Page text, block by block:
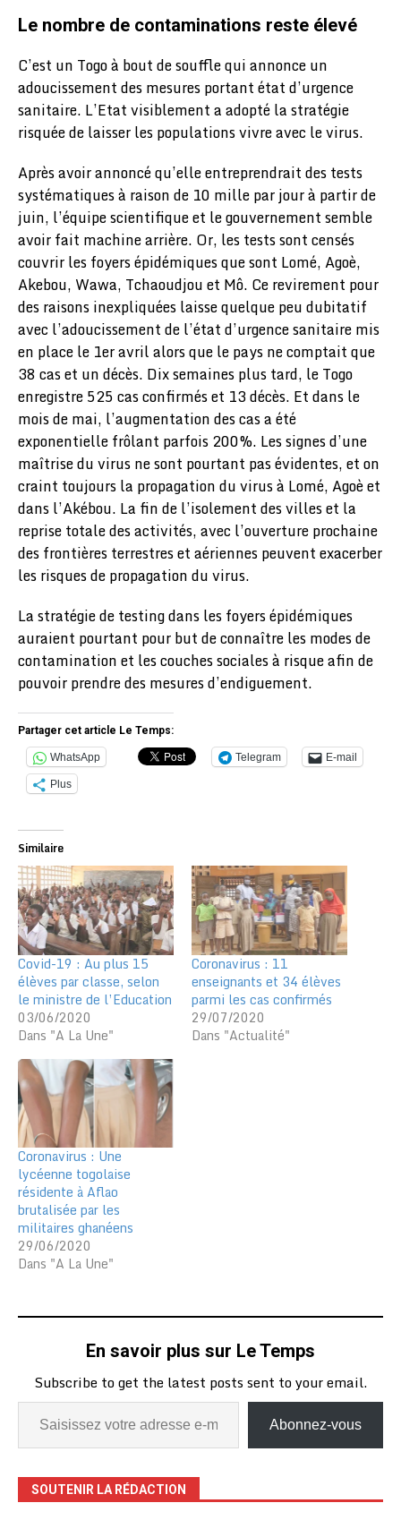
Le nombre de contaminations reste élevé
C’est un Togo à bout de souffle qui annonce un
adoucissement des mesures portant état d’urgence
sanitaire. L’Etat visiblement a adopté la stratégie
risquée de laisser les populations vivre avec le virus.
Après avoir annoncé qu’elle entreprendrait des tests
systématiques à raison de 10 mille par jour à partir de
juin, l’équipe scientifique et le gouvernement semble
avoir fait machine arrière. Or, les tests sont censés
couvrir les foyers épidémiques que sont Lomé, Agoè,
Akebou, Wawa, Tchaoudjou et Mô. Ce revirement pour
des raisons inexpliquées laisse quelque peu dubitatif
avec l’adoucissement de l’état d’urgence sanitaire mis
en place le 1er avril alors que le pays ne comptait que
38 cas et un décès. Dix semaines plus tard, le Togo
enregistre 525 cas confirmés et 13 décès. Et dans le
mois de mai, l’augmentation des cas a été
exponentielle frôlant parfois 200%. Les signes d’une
maîtrise du virus ne sont pourtant pas évidentes, et on
craint toujours la propagation du virus à Lomé, Agoè et
dans l’Akébou. La fin de l’isolement des villes et la
reprise totale des activités, avec l’ouverture prochaine
des frontières terrestres et aériennes peuvent exacerber
les risques de propagation du virus.
La stratégie de testing dans les foyers épidémiques
auraient pourtant pour but de connaître les modes de
contamination et les couches sociales à risque afin de
pouvoir prendre des mesures d’endiguement.
Partager cet article Le Temps:
WhatsApp Telegram E-mail
Plus
Similaire
Covid-19 : Au plus 15
élèves par classe, selon
le ministre de l’Education
03/06/2020
Dans "A La Une"
Coronavirus : 11
enseignants et 34 élèves
parmi les cas confirmés
29/07/2020
Dans "Actualité"
Coronavirus : Une
lycéenne togolaise
résidente à Aflao
brutalisée par les
militaires ghanéens
29/06/2020
Dans "A La Une"
En savoir plus sur Le Temps
Subscribe to get the latest posts sent to your email.
Abonnez-vous
SOUTENIR LA RÉDACTION